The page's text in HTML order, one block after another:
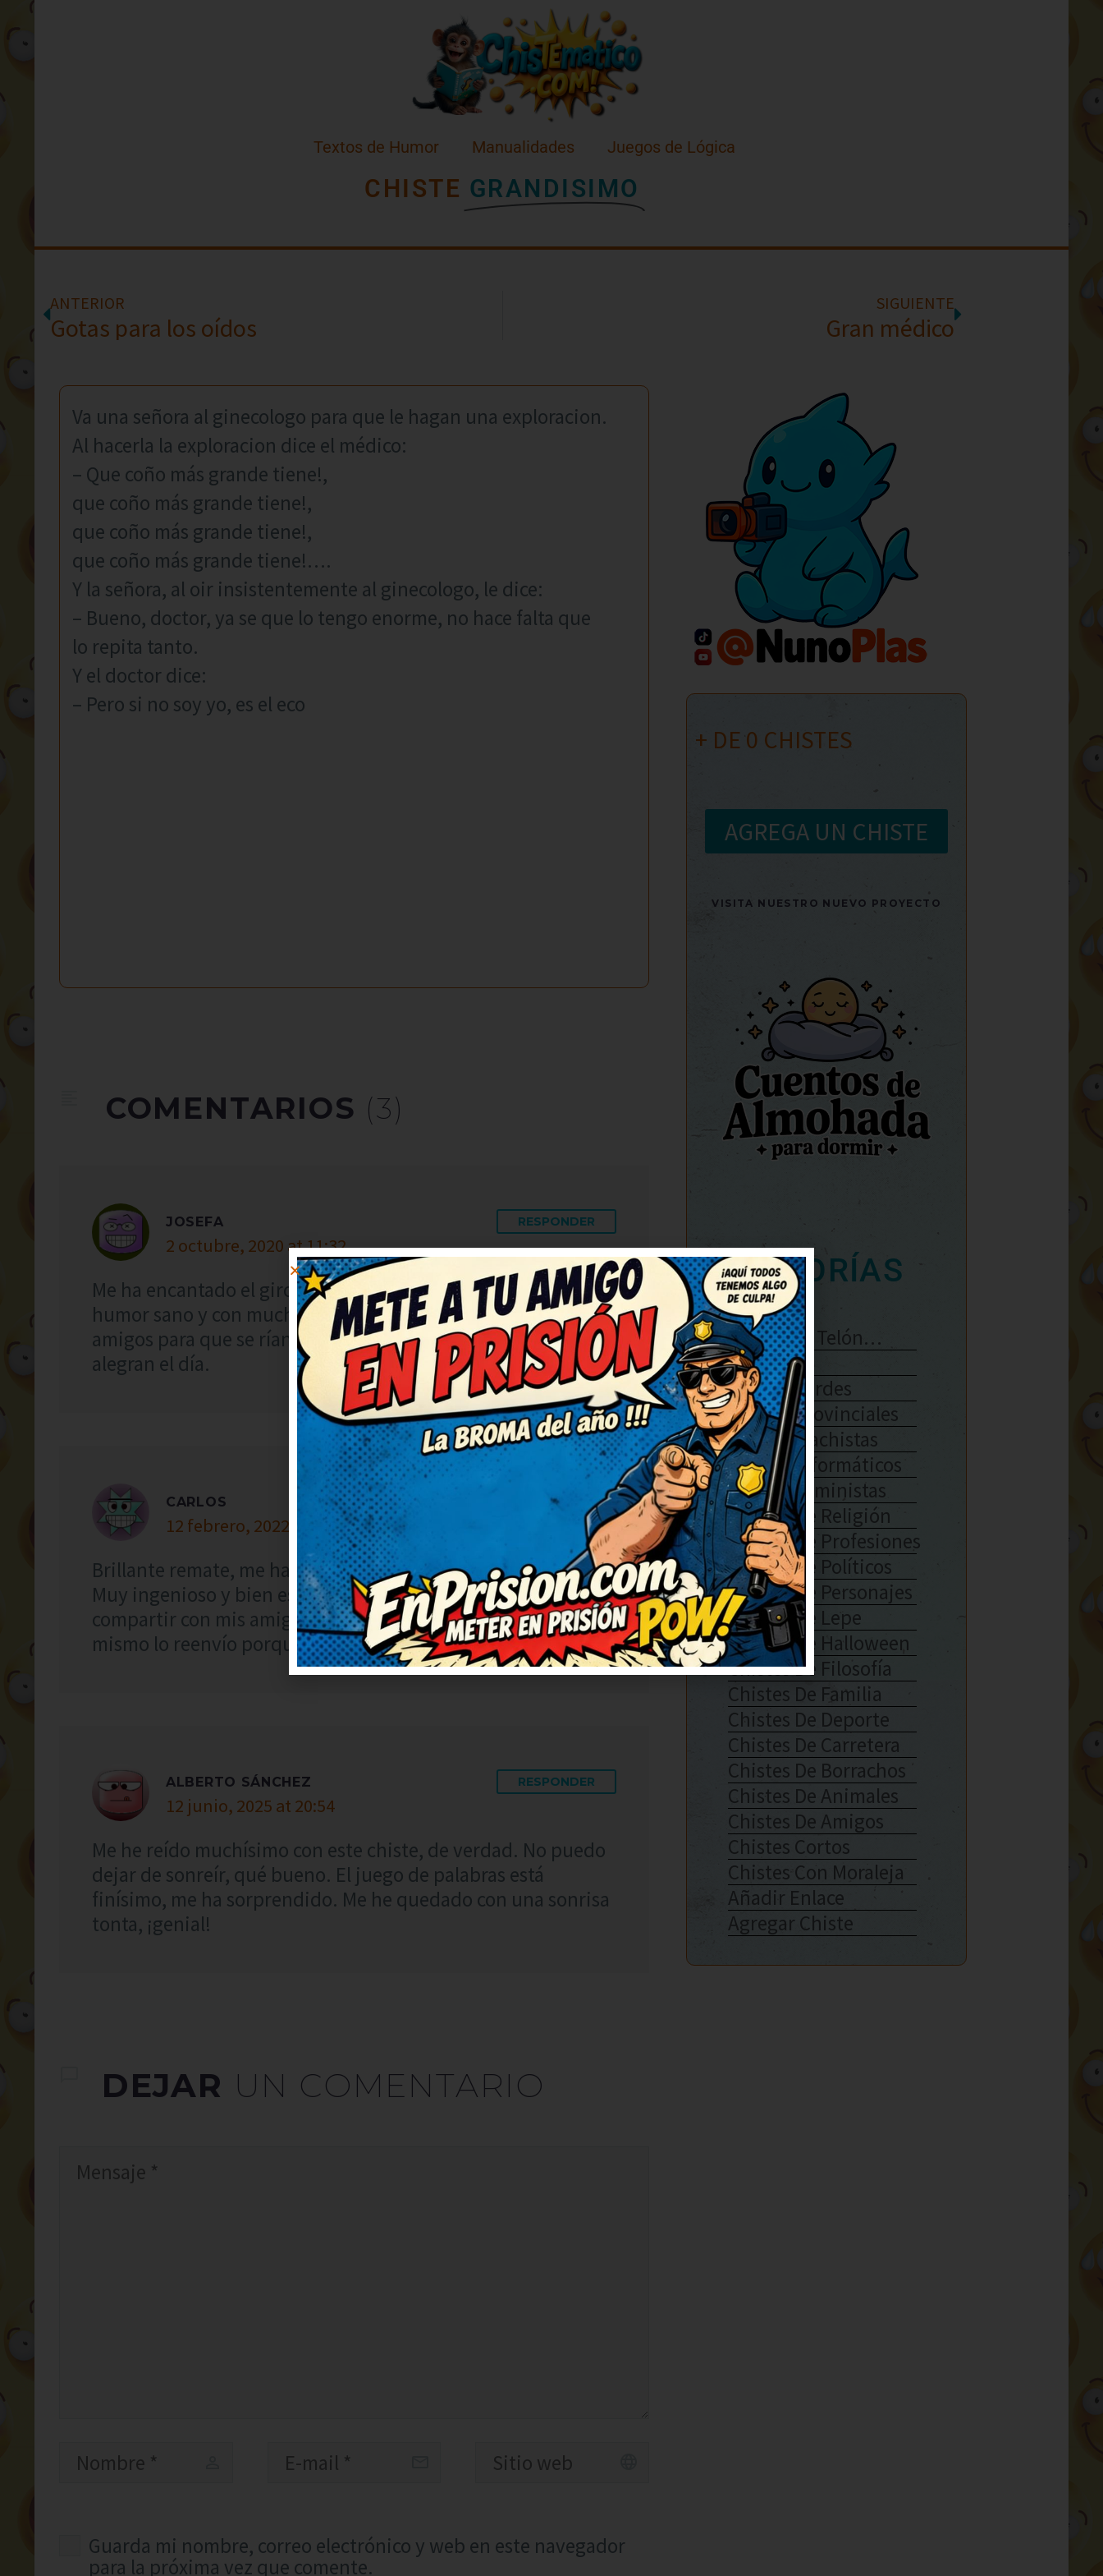
Textos de Humor Manualidades Juegos de Lógica
CHISTE GRANDISIMO
ANTERIOR
Gotas para los oídos
SIGUIENTE
Gran médico
Va una señora al ginecologo para que le hagan una exploracion.
Al hacerla la exploracion dice el médico:
– Que coño más grande tiene!,
que coño más grande tiene!,
que coño más grande tiene!,
que coño más grande tiene!….
Y la señora, al oir insistentemente al ginecologo, le dice:
– Bueno, doctor, ya se que lo tengo enorme, no hace falta que
lo repita tanto.
Y el doctor dice:
– Pero si no soy yo, es el eco
COMENTARIOS (3)
JOSEFA
2 octubre, 2020 at 11:32
RESPONDER
Me ha encantado el giro final, súper ingenioso. Así da gusto,
humor sano y con mucha gracia. Lo voy a compartir con mis
amigos para que se rían también. ¡Más de estos, por favor! Me
alegran el día.
CARLOS
12 febrero, 2022 at 2:02
RESPONDER
Brillante remate, me ha dejado con una carcajada tremenda.
Muy ingenioso y bien escrito, ¡enhorabuena! Lo voy a
compartir con mis amigos para que se rían también. Ahora
mismo lo reenvío porque merece ser compartido.
ALBERTO SÁNCHEZ
12 junio, 2025 at 20:54
RESPONDER
Me he reído muchísimo con este chiste, de verdad. No puedo
dejar de sonreír, qué bueno. El juego de palabras está
finísimo, me ha sorprendido. Me he quedado con una sonrisa
tonta, ¡genial!
DEJAR UN COMENTARIO
Guarda mi nombre, correo electrónico y web en este navegador
para la próxima vez que comente.
+ DE 0 CHISTES
AGREGA UN CHISTE
VISITA NUESTRO NUEVO PROYECTO
CATEGORÍAS
Se Abre El Telón…
Enlaces
Chistes Verdes
Chistes Provinciales
Chistes Machistas
Chistes Informáticos
Chistes Feministas
Chistes De Religión
Chistes De Profesiones
Chistes De Políticos
Chistes De Personajes
Chistes De Lepe
Chistes De Halloween
Chistes De Filosofía
Chistes De Familia
Chistes De Deporte
Chistes De Carretera
Chistes De Borrachos
Chistes De Animales
Chistes De Amigos
Chistes Cortos
Chistes Con Moraleja
Añadir Enlace
Agregar Chiste